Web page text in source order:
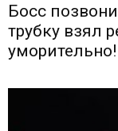
Босс
трубку взял
уморительно!